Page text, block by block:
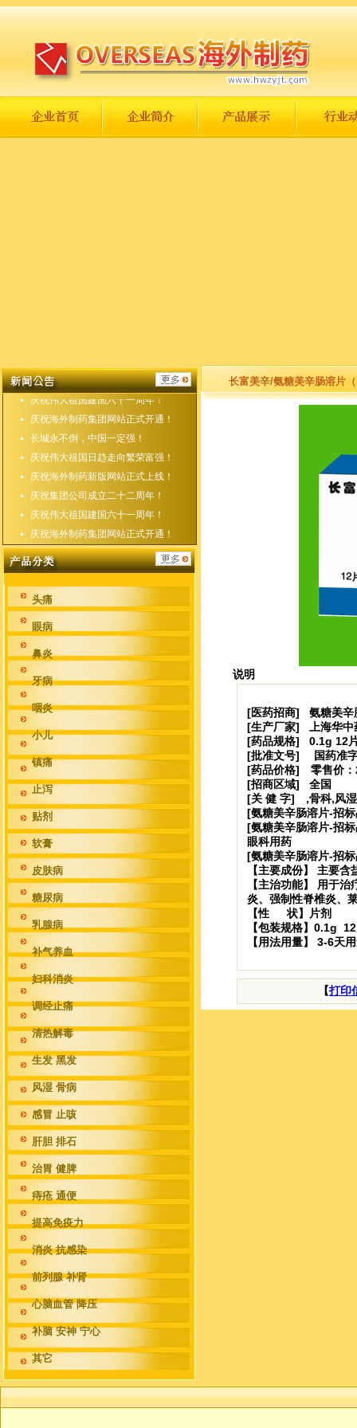
庆祝集团公司成立二十二周年！
庆祝伟大祖国建国六十一周年！
庆祝海外制药集团网站正式开通！
长城永不倒，中国一定强！
庆祝伟大祖国日趋走向繁荣富强！
庆祝海外制药新版网站正式上线！
庆祝集团公司成立二十二周年！
庆祝伟大祖国建国六十一周年！
庆祝海外制药集团网站正式开通！
头痛
眼病
鼻炎
牙病
咽炎
小儿
镇痛
止泻
贴剂
软膏
皮肤病
糖尿病
乳腺病
补气养血
妇科消炎
调经止痛
清热解毒
生发 黑发
风湿 骨病
感冒 止咳
肝胆 排石
治胃 健脾
痔疮 通便
提高免疫力
消炎 抗感染
前列腺 补肾
心脑血管 降压
补脑 安神 宁心
其它
长富美辛/氨糖美辛肠溶片
说明
[医药招商] 氨糖美辛
[生产厂家] 上海华中
[药品规格] 0.1g 12
[批准文号] 国药准
[药品价格] 零售价
[招商区域] 全国
[关 健 字] ,骨科,风
[氨糖美辛肠溶片-招
[氨糖美辛肠溶片-招
眼科用药
[氨糖美辛肠溶片-招
【主要成份】 主要
【主治功能】 用于
炎、强制性脊椎炎、
【性 状】片剂
【包装规格】0.1g
【用法用量】 3-6天
【打印